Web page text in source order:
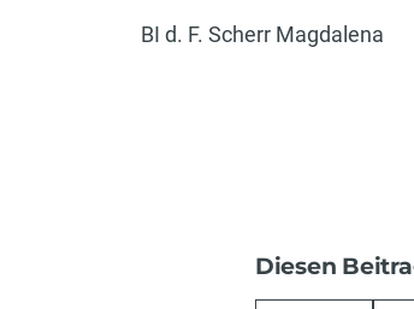
BI d. F. Scherr Magdalena
Diesen